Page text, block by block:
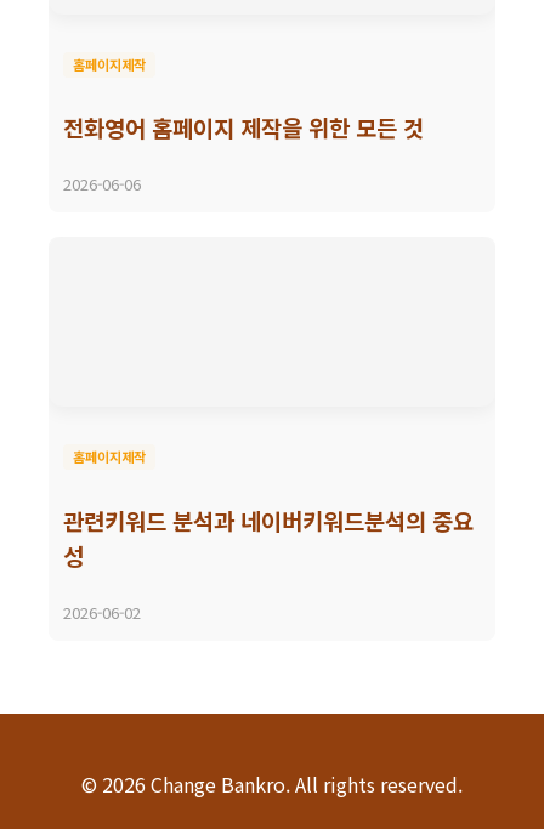
홈페이지제작
전화영어 홈페이지 제작을 위한 모든 것
2026-06-06
홈페이지제작
관련키워드 분석과 네이버키워드분석의 중요
성
2026-06-02
© 2026 Change Bankro. All rights reserved.